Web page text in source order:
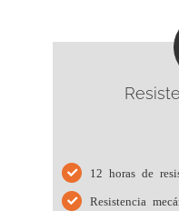
12 horas de
Resistencia